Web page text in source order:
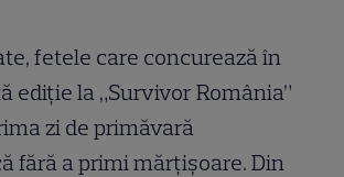
fetele care concurează în
ediție la „Survivor România”
zi de primăvară
fără a primi mărțișoare. Din